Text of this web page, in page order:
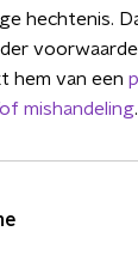
hechtenis.
hem van een
mishandeling.